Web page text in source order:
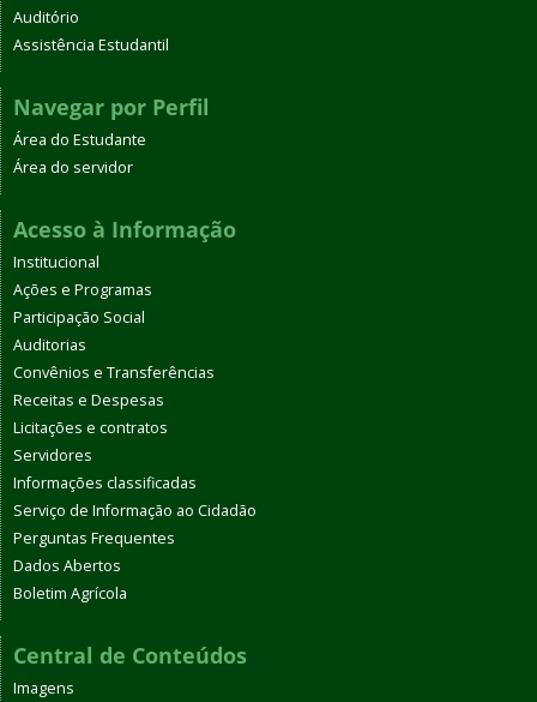
Auditório
Assistência Estudantil
Navegar por Perfil
Área do Estudante
Área do servidor
Acesso à Informação
Institucional
Ações e Programas
Participação Social
Auditorias
Convênios e Transferências
Receitas e Despesas
Licitações e contratos
Servidores
Informações classificadas
Serviço de Informação ao Cidadão
Perguntas Frequentes
Dados Abertos
Boletim Agrícola
Central de Conteúdos
Imagens